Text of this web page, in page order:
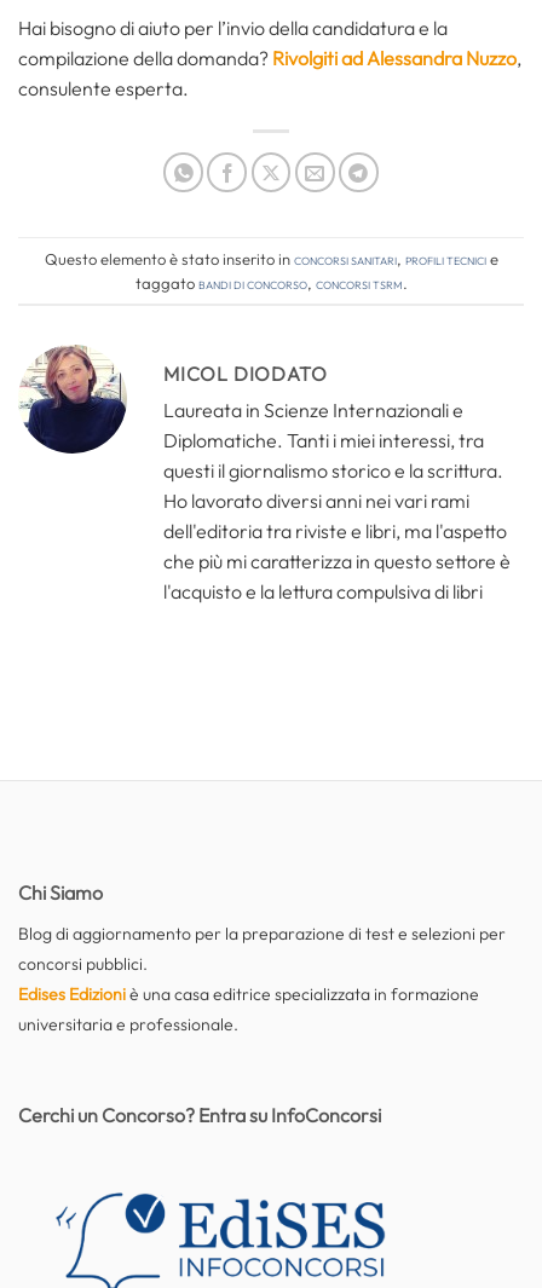
Hai bisogno di aiuto per l’invio della candidatura e la
compilazione della domanda? Rivolgiti ad Alessandra Nuzzo,
consulente esperta.
Questo elemento è stato inserito inConcorsi Sanitari, Profili tecnicie
taggatobandi di concorso, concorsi tsrm.
MICOL DIODATO
Laureata in Scienze Internazionali e
Diplomatiche. Tanti i miei interessi, tra
questi il giornalismo storico e la scrittura.
Ho lavorato diversi anni nei vari rami
dell'editoria tra riviste e libri, ma l'aspetto
che più mi caratterizza in questo settore è
l'acquisto e la lettura compulsiva di libri
Chi Siamo
Blog di aggiornamento per la preparazione di test e selezioni per
concorsi pubblici.
Edises Edizioniè una casa editrice specializzata in formazione
universitaria e professionale.
Cerchi un Concorso? Entra su InfoConcorsi